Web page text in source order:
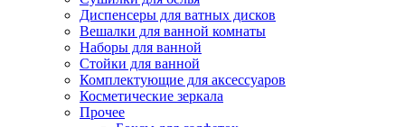
Диспенсеры для ватных дисков
Вешалки для ванной комнаты
Наборы для ванной
Стойки для ванной
Комплектующие для аксессуаров
Косметические зеркала
Прочее